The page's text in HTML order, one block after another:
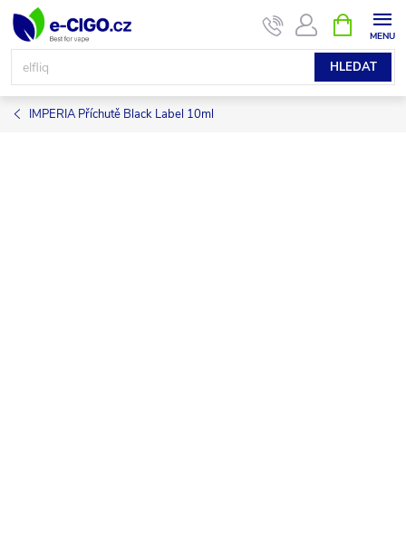
Přejít
obsah
HLEDAT
NÁKUPNÍ
KOŠÍK
IMPERIA Příchutě Black Label 10ml